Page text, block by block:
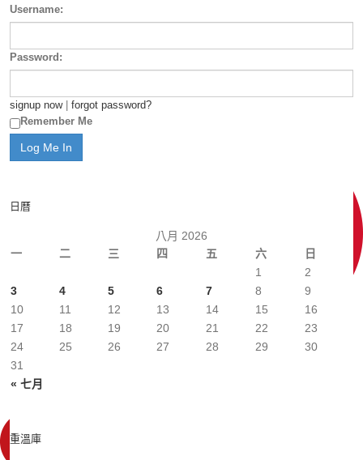
Username:
Password:
signup now| forgot password?
Remember Me
日曆
八月 2026
一
二 三 四 五 六 日
« 七月
1
2
3
4 5 6 7 8
9
10
11 12 13 14 15
16
17
18 19 20 21 22
23
24
25 26 27 28 29
30
31
重溫庫